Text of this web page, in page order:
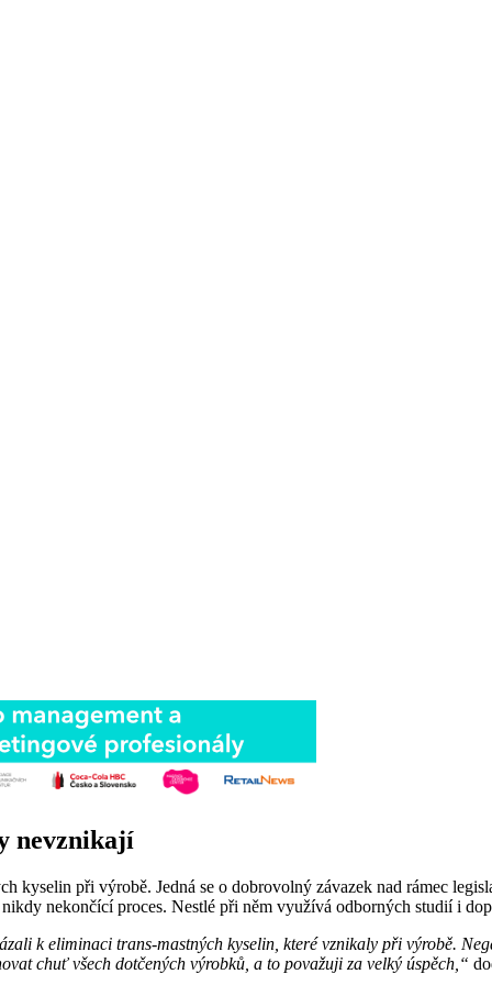
nevznikají
kyselin při výrobě. Jedná se o dobrovolný závazek nad rámec
nekončící proces. Nestlé při něm využívá odborných studií i
k eliminaci trans-mastných kyselin, které vznikaly při výrobě.
chuť všech dotčených výrobků, a to považuji za velký úspěch,“